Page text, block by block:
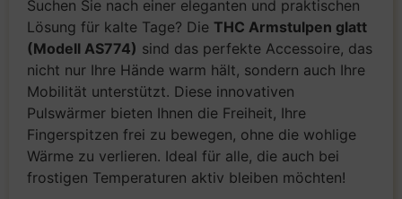
Suchen Sie nach einer eleganten und praktischen
Lösung für kalte Tage? Die THC Armstulpen glatt
(Modell AS774) sind das perfekte Accessoire, das
nicht nur Ihre Hände warm hält, sondern auch Ihre
Mobilität unterstützt. Diese innovativen
Pulswärmer bieten Ihnen die Freiheit, Ihre
Fingerspitzen frei zu bewegen, ohne die wohlige
Wärme zu verlieren. Ideal für alle, die auch bei
frostigen Temperaturen aktiv bleiben möchten!